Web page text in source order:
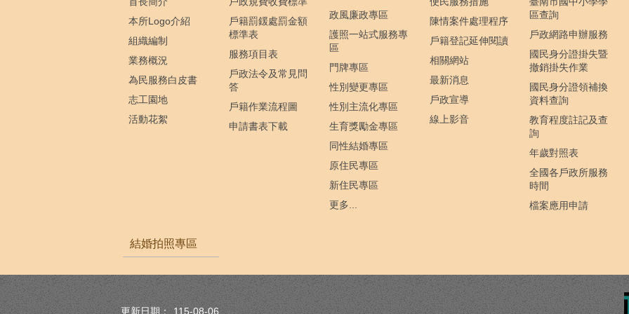
本所Logo介紹
組織編制
業務概況
為民服務白皮書
志工園地
活動花絮
戶籍罰鍰處罰金額
標準表
服務項目表
戶政法令及常見問
答
戶籍作業流程圖
申請書表下載
政風廉政專區
護照一站式服務專
區
門牌專區
性別變更專區
性別主流化專區
生育獎勵金專區
同性結婚專區
原住民專區
新住民專區
更多...
陳情案件處理程序
戶籍登記延伸閱讀
相關網站
最新消息
戶政宣導
線上影音
區查詢
戶政網路申辦服務
國民身分證掛失暨
撤銷掛失作業
國民身分證領補換
資料查詢
教育程度註記及查
詢
年歲對照表
全國各戶政所服務
時間
檔案應用申請
結婚拍照專區
更新日期： 115-08-06